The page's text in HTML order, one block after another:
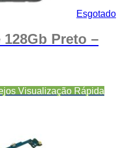
Esgotado
Preto –
Visualização Rápida